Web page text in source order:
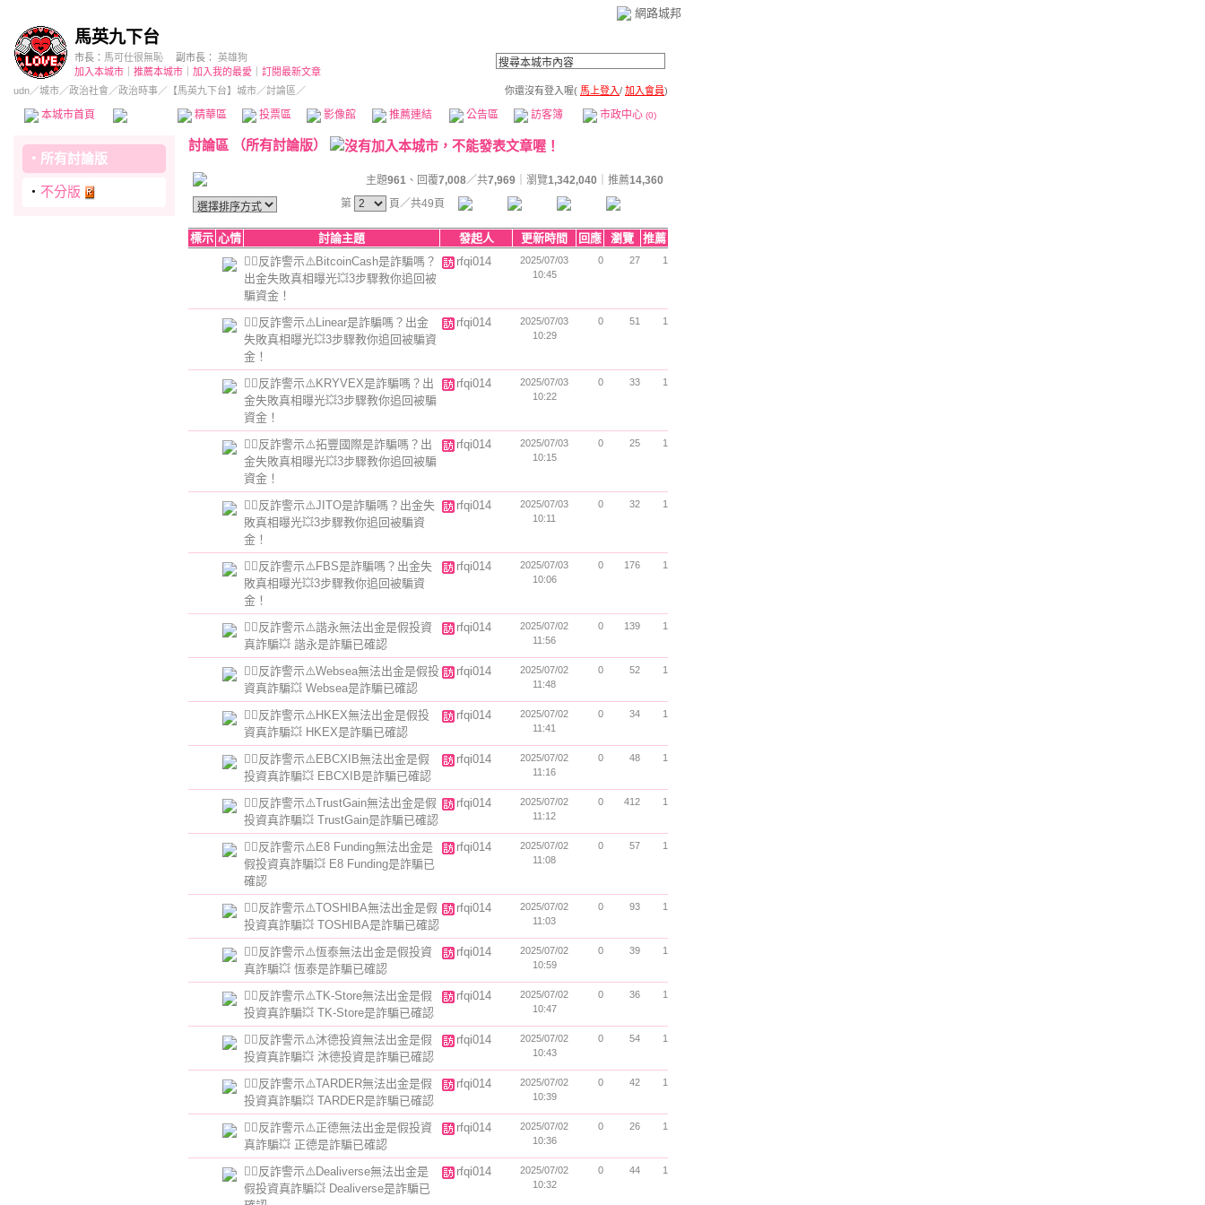
網路城邦
馬英九下台
市長： 馬可仕很無恥 副市長：
英雄狗
加入本城市
推薦本城市 加入我的最愛
訂閱最新文章
udn／城市／政治社會 ／政治時事／ 【馬英九下台】城市／討論區／ 你還沒有登入喔( 馬上登入/ 加入會員)
本城市首頁 精華區 投票區 影像館 推薦連結 公告區 訪客簿 市政中心 (0)
‧ 所有討論版
‧ 不分版
討論區 （所有討論版）
主題961 、回覆7,008／共7,969 ｜瀏覽1,342,040 ｜推薦14,360
第
頁／共49頁
標示 心情 討論主題 發起人 更新時間 回應 瀏覽
推薦
👮‍♂️反詐警示⚠️BitcoinCash是詐騙嗎？
出金失敗真相曝光💥3步驟教你追回被
騙資金！
rfqi014
2025/07/03
10:45
0 27 1
👮‍♂️反詐警示⚠️Linear是詐騙嗎？出金
失敗真相曝光💥3步驟教你追回被騙資
金！
rfqi014
2025/07/03
10:29
0 51 1
👮‍♂️反詐警示⚠️KRYVEX是詐騙嗎？出
金失敗真相曝光💥3步驟教你追回被騙
資金！
rfqi014
2025/07/03
10:22
0 33 1
👮‍♂️反詐警示⚠️拓豐國際是詐騙嗎？出
金失敗真相曝光💥3步驟教你追回被騙
資金！
rfqi014
2025/07/03
10:15
0 25 1
👮‍♂️反詐警示⚠️JITO是詐騙嗎？出金失
敗真相曝光💥3步驟教你追回被騙資
金！
rfqi014
2025/07/03
10:11
0 32 1
👮‍♂️反詐警示⚠️FBS是詐騙嗎？出金失
敗真相曝光💥3步驟教你追回被騙資
金！
rfqi014
2025/07/03
10:06
0 176 1
👮‍♂️反詐警示⚠️諧永無法出金是假投資
真詐騙💥 諧永是詐騙已確認
rfqi014
2025/07/02
11:56
0 139 1
👮‍♂️反詐警示⚠️Websea無法出金是假投
資真詐騙💥 Websea是詐騙已確認
rfqi014
2025/07/02
11:48
0 52 1
👮‍♂️反詐警示⚠️HKEX無法出金是假投
資真詐騙💥 HKEX是詐騙已確認
rfqi014
2025/07/02
11:41
0 34 1
👮‍♂️反詐警示⚠️EBCXIB無法出金是假
投資真詐騙💥 EBCXIB是詐騙已確認
rfqi014
2025/07/02
11:16
0 48 1
👮‍♂️反詐警示⚠️TrustGain無法出金是假
投資真詐騙💥 TrustGain是詐騙已確認
rfqi014
2025/07/02
11:12
0 412 1
👮‍♂️反詐警示⚠️E8 Funding無法出金是
假投資真詐騙💥 E8 Funding是詐騙已
確認
rfqi014
2025/07/02
11:08
0 57 1
👮‍♂️反詐警示⚠️TOSHIBA無法出金是假
投資真詐騙💥 TOSHIBA是詐騙已確認
rfqi014
2025/07/02
11:03
0 93 1
👮‍♂️反詐警示⚠️恆泰無法出金是假投資
真詐騙💥 恆泰是詐騙已確認
rfqi014
2025/07/02
10:59
0 39 1
👮‍♂️反詐警示⚠️TK-Store無法出金是假
投資真詐騙💥 TK-Store是詐騙已確認
rfqi014
2025/07/02
10:47
0 36 1
👮‍♂️反詐警示⚠️沐德投資無法出金是假
投資真詐騙💥 沐德投資是詐騙已確認
rfqi014
2025/07/02
10:43
0 54 1
👮‍♂️反詐警示⚠️TARDER無法出金是假
投資真詐騙💥 TARDER是詐騙已確認
rfqi014
2025/07/02
10:39
0 42 1
👮‍♂️反詐警示⚠️正德無法出金是假投資
真詐騙💥 正德是詐騙已確認
rfqi014
2025/07/02
10:36
0 26 1
👮‍♂️反詐警示⚠️Dealiverse無法出金是
假投資真詐騙💥 Dealiverse是詐騙已
rfqi014
2025/07/02
10:32
0 44 1